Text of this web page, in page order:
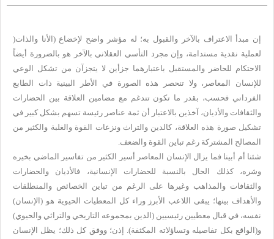
إن مبدأ الاعتراف بالآخر والقبول به؛ له مؤشر واضح لإخضاع (الأنا والذات)
لعملية نقدية مستدامة، وإن مجرد التأسي العقلاني بالآخر هو بالضرورة أيضاً
الاحتكام للحاضر والمستقبل باعتبارهما جزأين لا يتجزآن من تشكل الوعي
للإنسان المعاصر، ولا تنحصر هذه الصورة في الأطر البينية ذات الطابع
الفرداني فحسب، بقدر ما تكون تندغم مع مضامين العلاقة بين الحضارات
والثقافات والأديان، آخذين بالاعتبار أن ثمة عناصر رئيسة تسهم بشكل كبير في
تشكيل صورة هذه العلاقة، كالدين والتراث ونزعات القوة والغلبة والكثير من
المصالح المشتركة رغم تباين القوة والضعف
شئنا أم أبينا فما يزال الإنسان المعاصر أسير الكثير من تفاسير الماضي بخيره
وشره، كذلك الحال بالنسبة للحضارات الإنسانية، فالأديان والحضارات
والثقافات والمذاهب وغيرها على الرغم من تباين الخصائص والمنطلقات
والأهداف بينها؛ يبقى اللاعب الأبرز وراء كل المعطيات الحيوية هو (الإنسان)
نفسه، في قبال معطيين رئيسيين (الدين بمجموعه التاريخي والتراثي والحيوي)
و(الواقع بكل تفاصيله وتساؤلاته المكثفة). إذن؛ ووفق كل ذلك؛ يظل الإنسان